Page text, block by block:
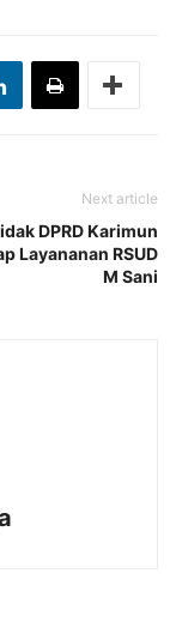
Next article
DPRD Karimun
Layananan RSUD
M Sani